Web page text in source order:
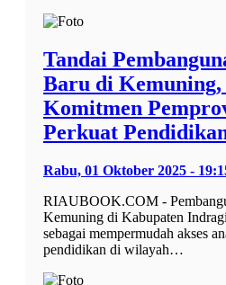
Tandai
Baru di
Komitmen
Perkuat
Rabu, 01 Oktober 2025 -
RIAUBOOK.COM -
Kemuning di Kabupaten
sebagai mempermudah akses
pendidikan di wilayah…